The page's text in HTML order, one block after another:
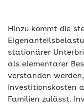
Hinzu kommt die
stationärer
als elementarer
verstanden
Investitionskosten
Familien zulässt.